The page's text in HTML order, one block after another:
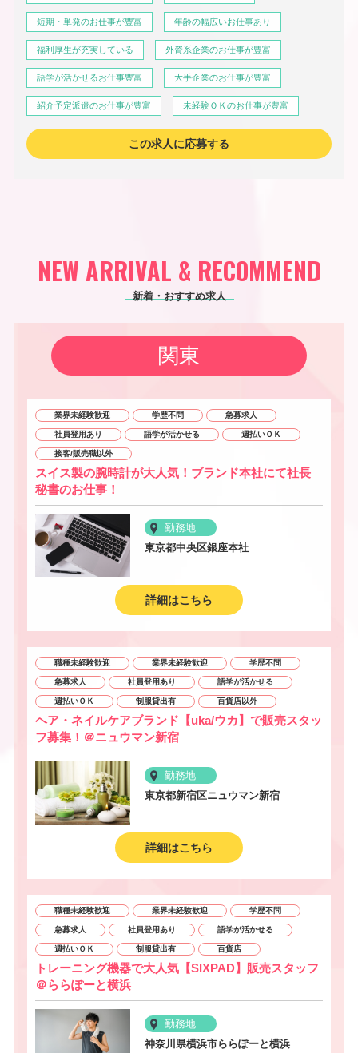
短期・単発のお仕事が豊富 年齢の幅広いお仕事あり
福利厚生が充実している 外資系企業のお仕事が豊富
語学が活かせるお仕事豊富 大手企業のお仕事が豊富
紹介予定派遣のお仕事が豊富 未経験ＯＫのお仕事が豊富
この求人に応募する
NEW ARRIVAL & RECOMMEND
新着・おすすめ求人
関東
業界未経験歓迎 学歴不問 急募求人
社員登用あり 語学が活かせる 週払いＯＫ
接客/販売職以外
スイス製の腕時計が大人気！ブランド本社にて社長
秘書のお仕事！
勤務地
東京都中央区銀座本社
詳細はこちら
職種未経験歓迎 業界未経験歓迎 学歴不問
急募求人 社員登用あり 語学が活かせる
週払いＯＫ 制服貸出有 百貨店以外
ヘア・ネイルケアブランド【uka/ウカ】で販売スタッ
フ募集！＠ニュウマン新宿
勤務地
東京都新宿区ニュウマン新宿
詳細はこちら
職種未経験歓迎 業界未経験歓迎 学歴不問
急募求人 社員登用あり 語学が活かせる
週払いＯＫ 制服貸出有 百貨店
トレーニング機器で大人気【SIXPAD】販売スタッフ
＠ららぽーと横浜
勤務地
神奈川県横浜市ららぽーと横浜